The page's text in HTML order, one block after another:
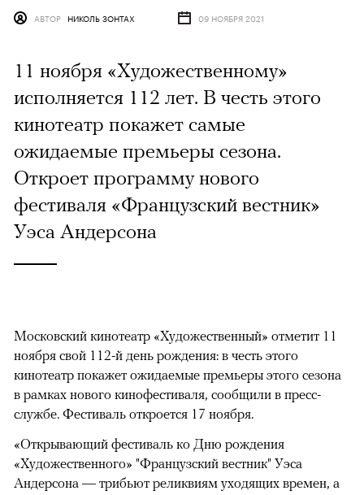
АВТОР НИКОЛЬ ЗОНТАХ 09 НОЯБРЯ 2021
11 ноября «Художественному»
исполняется 112 лет. В честь этого
кинотеатр покажет самые
ожидаемые премьеры сезона.
Откроет программу нового
фестиваля «Французский вестник»
Уэса Андерсона
Московский кинотеатр «Художественный» отметит 11
ноября свой 112-й день рождения: в честь этого
кинотеатр покажет ожидаемые премьеры этого сезона
в рамках нового кинофестиваля, сообщили в пресс-
службе. Фестиваль откроется 17 ноября.
«Открывающий фестиваль ко Дню рождения
«Художественного» "Французский вестник" Уэса
Андерсона — трибьют реликвиям уходящих времен, а